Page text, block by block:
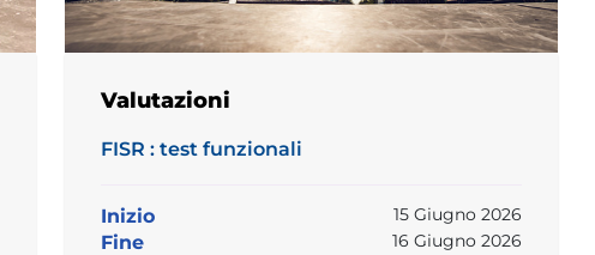
Valutazioni
FISR : test funzionali
Inizio 15 Giugno 2026
Fine 16 Giugno 2026